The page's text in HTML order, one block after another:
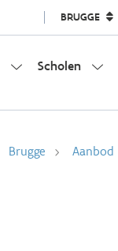
BRUGGE
Scholen
Brugge Aanbod